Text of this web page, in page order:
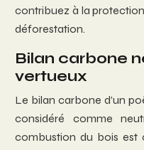
contribuez à la
déforestation.
Bilan carbone
vertueux
Le bilan carbone d’un
considéré comme
combustion du bois est